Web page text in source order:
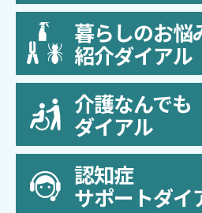
暮らしのお悩
紹介ダイアル
介護なんでも
ダイアル
認知症
サポートダイ